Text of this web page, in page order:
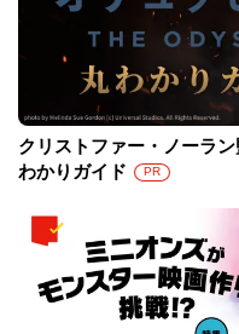
クリストファー・ノーラ
わかりガイド
PR